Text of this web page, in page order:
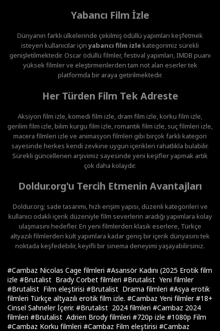
Yabancı Film İzle
Dünyanın farklı ülkelerinde çekilmiş ödüllü yapımları keşfetmek
isteyen kullanıcılar içinyabancı film izlekategorimiz sürekli
genişletilmektedir. Oscar ödüllü filmler, festival yapımları, IMDB puanı
yüksek filmler ve eleştirmenlerden tam not alan eserler tek
platformda bir araya getirilmektedir.
Her Türden Film Tek Adreste
Aksiyon film izle, komedi film izle, dram film izle, korku film izle,
gerilim film izle, bilim kurgu film izle, romantik film izle, suç filmleri izle,
macera filmleri izle ve animasyon filmleri gibi birçok farklı kategori
sayesinde herkes kendi zevkine uygun içerikleri rahatlıkla bulabilir.
Sürekli güncellenen arşivimiz sayesinde yeni keşifler yapmak artık
çok daha kolaydır.
Doldur.org'u Tercih Etmenin Avantajları
Doldur.org; sade tasarımı, hızlı erişim yapısı, düzenli kategorileri ve
kullanıcı odaklı içerik düzeniyle film severlerin aradığı yapımlara kolay
ulaşmasını hedefler. En yeni filmlerden klasik eserlere, Türkçe
altyazılı filmlerden kült yapımlara kadar geniş bir içerik dünyasını tek
noktada keşfedebilir, keyifli bir sinema deneyimi yaşayabilirsiniz.
#Cambaz Nicolas Cage filmleri #Asansör Kadını (2025 Erotik film
izle #Brutalist Brady Corbet filmleri #Brutalist Yeni filmler
#Brutalist Film eleştirisi #Brutalist Drama filmleri #Asya erotik
filmleri Türkçe altyazılı erotik film izle. #Cambaz Yeni filmler#18+
Cinsel Sahneler İçerir. #Brutalist 2024 filmleri #Cambaz 2024
filmleri #Brutalist Adrien Brody filmleri #720p izle #1080p Film
#Cambaz Korku filmleri #Cambaz Film eleştirisi #Cambaz